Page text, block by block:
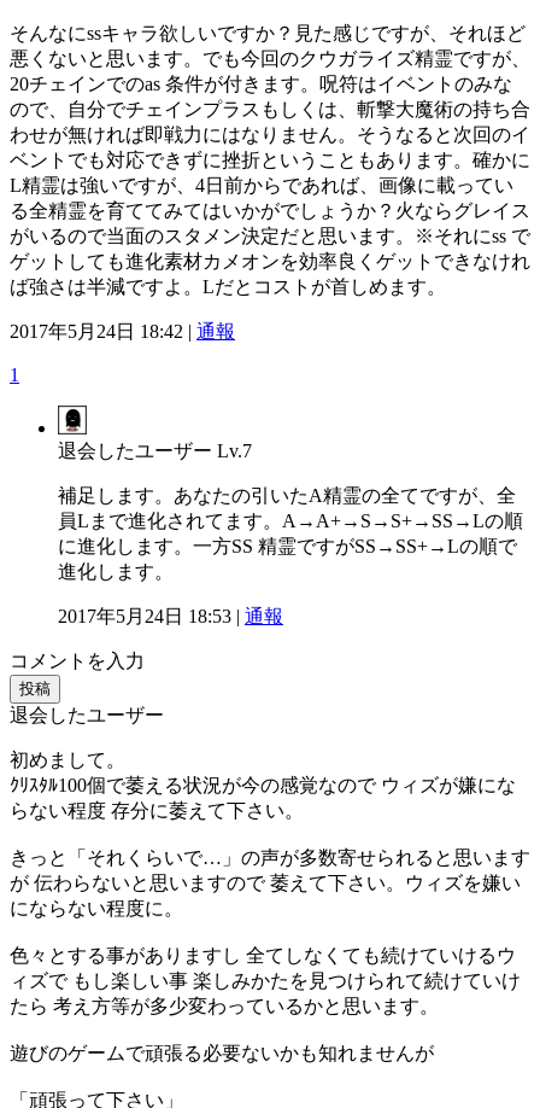
そんなにssキャラ欲しいですか？見た感じですが、それほど
悪くないと思います。でも今回のクウガライズ精霊ですが、
20チェインでのas 条件が付きます。呪符はイベントのみな
ので、自分でチェインプラスもしくは、斬撃大魔術の持ち合
わせが無ければ即戦力にはなりません。そうなると次回のイ
ベントでも対応できずに挫折ということもあります。確かに
L精霊は強いですが、4日前からであれば、画像に載ってい
る全精霊を育ててみてはいかがでしょうか？火ならグレイス
がいるので当面のスタメン決定だと思います。※それにss で
ゲットしても進化素材カメオンを効率良くゲットできなけれ
ば強さは半減ですよ。Lだとコストが首しめます。
2017年5月24日 18:42 | 通報
1
退会したユーザー Lv.7
補足します。あなたの引いたA精霊の全てですが、全
員Lまで進化されてます。A→A+→S→S+→SS→Lの順
に進化します。一方SS 精霊ですがSS→SS+→Lの順で
進化します。
2017年5月24日 18:53 | 通報
コメントを入力
投稿
退会したユーザー
初めまして。
ｸﾘｽﾀﾙ100個で萎える状況が今の感覚なので ウィズが嫌にな
らない程度 存分に萎えて下さい。
きっと「それくらいで…」の声が多数寄せられると思います
が 伝わらないと思いますので 萎えて下さい。ウィズを嫌い
にならない程度に。
色々とする事がありますし 全てしなくても続けていけるウ
ィズで もし楽しい事 楽しみかたを見つけられて続けていけ
たら 考え方等が多少変わっているかと思います。
遊びのゲームで頑張る必要ないかも知れませんが
「頑張って下さい」